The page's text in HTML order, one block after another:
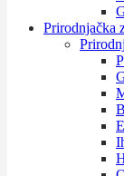
Prirodnjačka